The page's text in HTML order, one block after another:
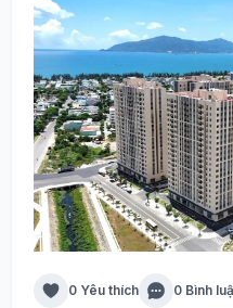
0 Yêu thích 0 Bình